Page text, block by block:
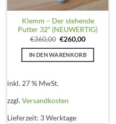
Klemm – Der stehende
Putter 32″ (NEUWERTIG)
€360,00 Ursprünglicher
war:
€360,00
€260,00Aktueller
ist:
€260,00.
IN DEN WARENKORB
inkl. 27 % MwSt.
zzgl.Versandkosten
Lieferzeit: 3 Werktage